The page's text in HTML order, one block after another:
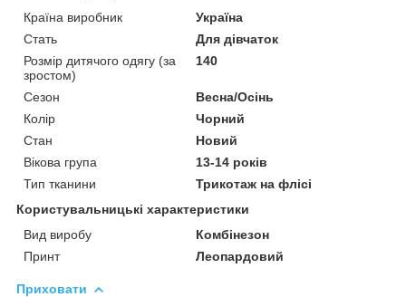
Країна виробник
Україна
Стать
Для дівчаток
Розмір дитячого одягу (за
зростом)
140
Сезон
Весна/Осінь
Колір
Чорний
Стан
Новий
Вікова група
13-14 років
Тип тканини
Трикотаж на флісі
Користувальницькі характеристики
Вид виробу
Комбінезон
Принт
Леопардовий
Приховати